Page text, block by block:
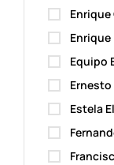
Enrique
Enrique
Equipo
Estela